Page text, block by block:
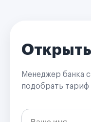
Менеджер банка
подобрать тариф